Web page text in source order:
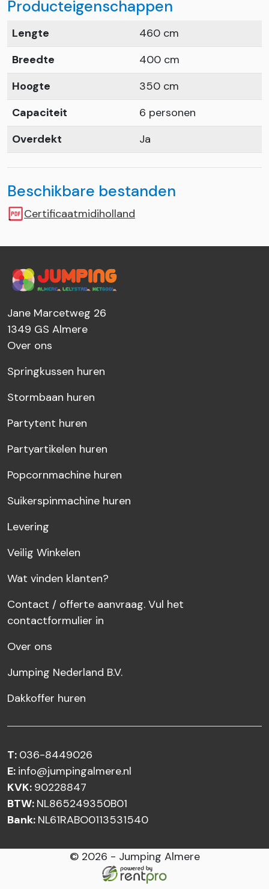
Producteigenschappen
Lengte
460 cm
Breedte
400 cm
Hoogte
350 cm
Capaciteit
6 personen
Overdekt
Ja
Beschikbare bestanden
Certificaatmidiholland
Jane Marcetweg 26
1349 GS Almere
Over ons
Springkussen huren
Stormbaan huren
Partytent huren
Partyartikelen huren
Popcornmachine huren
Suikerspinmachine huren
Levering
Veilig Winkelen
Wat vinden klanten?
Contact / offerte aanvraag. Vul het
contactformulier in
Over ons
Jumping Nederland B.V.
Dakkoffer huren
T: 036-8449026
E: info@jumpingalmere.nl
KVK: 90228847
BTW: NL865249350B01
Bank: NL61RABO0113531540
© 2026 - Jumping Almere